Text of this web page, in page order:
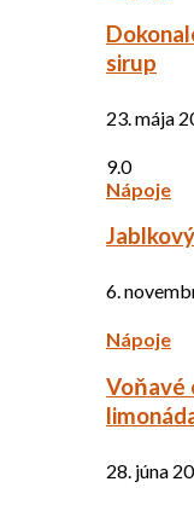
sirup
23. mája
9.0
Nápoje
6.
Nápoje
Voňavé
28. júna